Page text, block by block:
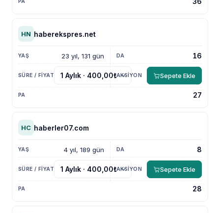
HN haberekspres.net
23 yıl, 131 gün 16
27
Sepete Ekle
HC haberler07.com
4 yıl, 189 gün 8
28
Sepete Ekle